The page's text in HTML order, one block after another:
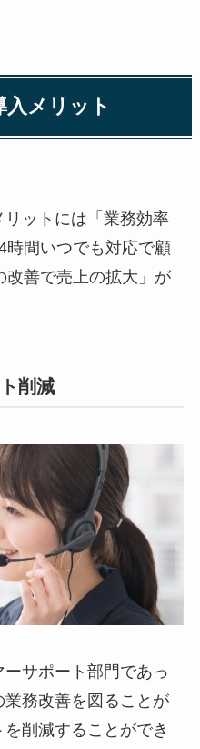
メリット
ットには「業務効率
時間いつでも対応で顧
改善で売上の拡大」が
削減
サポート部門であっ
務改善を図ることが
削減することができ